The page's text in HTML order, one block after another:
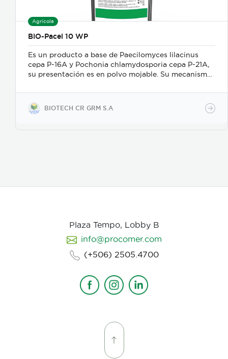
Agrícola
BIO-Pacel 10 WP
Es un producto a base de Paecilomyces lilacinus
cepa P-16A y Pochonia chlamydosporia cepa P-21A,
su presentación es en polvo mojable. Su mecanismo
contacto, se adhiere a las masas de huevos, forma
apresorios con hifas que ingresan a través de los
poros de la vitelina, posteriormente prolifera en los
BIOTECH CR GRM S.A
Plaza Tempo, Lobby B
info@procomer.com
(+506) 2505.4700